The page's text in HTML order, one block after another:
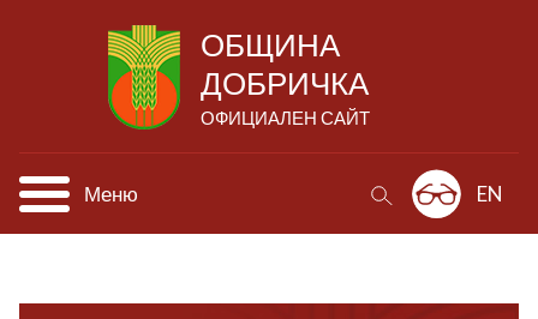
ОБЩИНА
ДОБРИЧКА
ОФИЦИАЛЕН САЙТ
Меню EN